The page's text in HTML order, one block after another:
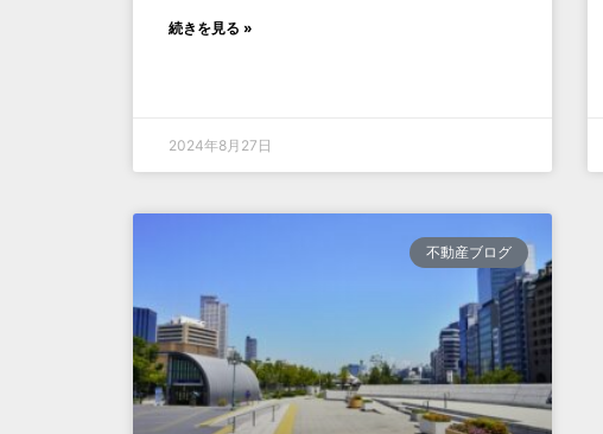
続きを見る »
2024年8月27日
不動産ブログ